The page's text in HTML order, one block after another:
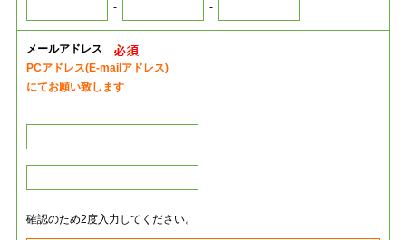
- -
メールアドレス
PCアドレス(E-mailアドレス)
にてお願い致します
確認のため2度入力してください。